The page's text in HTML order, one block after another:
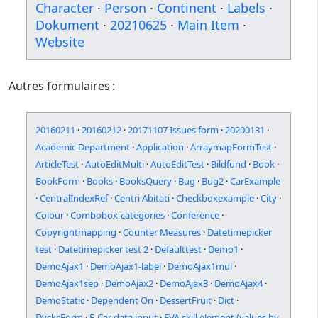
Character · Person · Continent · Labels ·
Dokument · 20210625 · Main Item ·
Website
Autres formulaires :
20160211 ·20160212 ·20171107 Issues form ·20200131 ·
Academic Department ·Application ·ArraymapFormTest ·
ArticleTest ·AutoEditMulti ·AutoEditTest · Bildfund · Book ·
BookForm · Books · BooksQuery · Bug · Bug2 ·CarExample
·CentralIndexRef ·Centri Abitati ·Checkboxexample ·City ·
Colour ·Combobox-categories ·Conference ·
Copyrightmapping ·Counter Measures · Datetimepicker
test · Datetimepicker test 2 · Defaulttest · Demo1 ·
DemoAjax1 · DemoAjax1-label · DemoAjax1mul ·
DemoAjax1sep · DemoAjax2 · DemoAjax3 · DemoAjax4 ·
DemoStatic · Dependent On · DessertFruit · Dict ·